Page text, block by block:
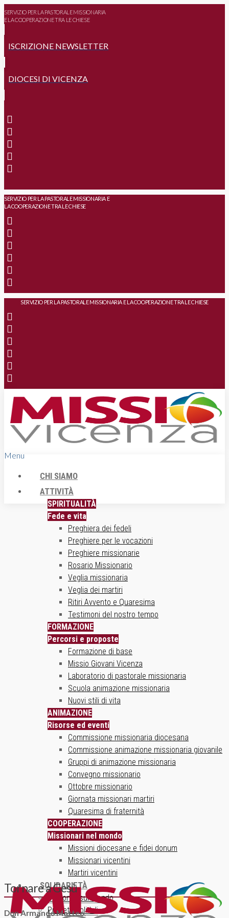
SERVIZIO PER LA PASTORALE MISSIONARIA
E LA COOPERAZIONE TRA LE CHIESE
ISCRIZIONE NEWSLETTER
DIOCESI DI VICENZA
SERVIZIO PER LA PASTORALE MISSIONARIA E
LA COOPERAZIONE TRA LE CHIESE
SERVIZIO PER LA PASTORALE MISSIONARIA E LA COOPERAZIONE TRA LE CHIESE
Menu
CHI SIAMO
ATTIVITÀ
SPIRITUALITÀ
Fede e vita
Preghiera dei fedeli
Preghiere per le vocazioni
Preghiere missionarie
Rosario Missionario
Veglia missionaria
Veglia dei martiri
Ritiri Avvento e Quaresima
Testimoni del nostro tempo
FORMAZIONE
Percorsi e proposte
Formazione di base
Missio Giovani Vicenza
Laboratorio di pastorale missionaria
Scuola animazione missionaria
Nuovi stili di vita
ANIMAZIONE
Risorse ed eventi
Commissione missionaria diocesana
Commissione animazione missionaria giovanile
Gruppi di animazione missionaria
Convegno missionario
Ottobre missionario
Giornata missionari martiri
Quaresima di fraternità
COOPERAZIONE
Missionari nel mondo
Missioni diocesane e fidei donum
Missionari vicentini
Martiri vicentini
SOLIDARIETÀ
Un ponte sul mondo
Progetti solidali
Tornare a Gesù
Don Armando Matteo,